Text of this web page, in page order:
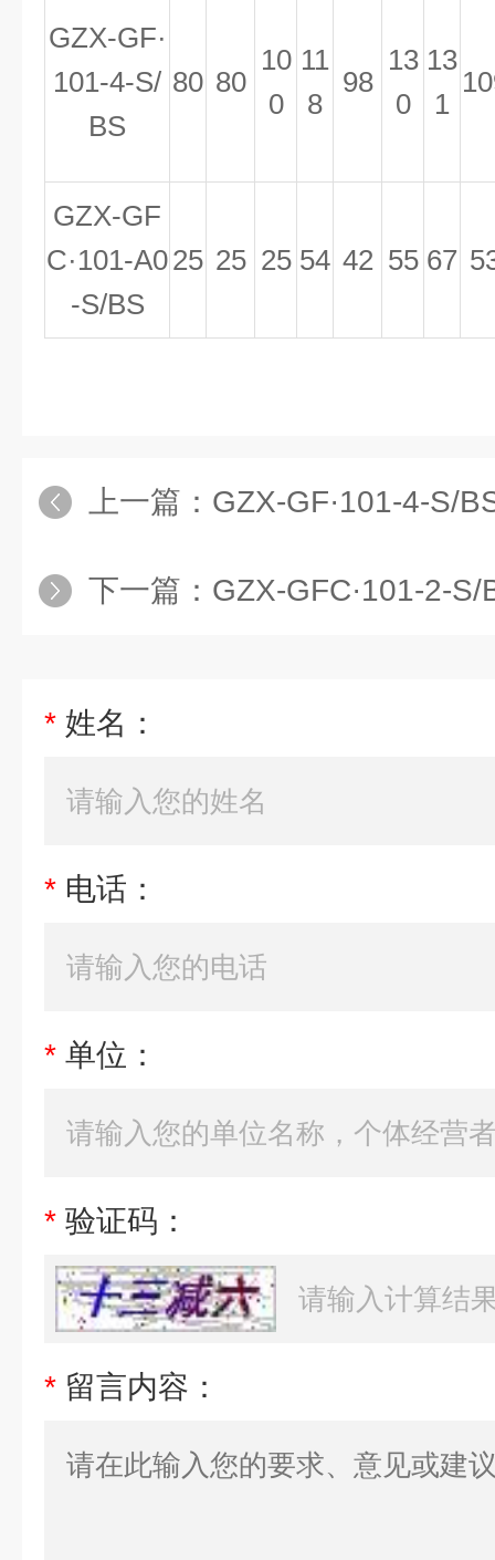
GZX-GF·
101-4-S/
BS
80 80
10
0
11
8
98
13
0
13
1
GZX-GF
C·101-A0
-S/BS
25 25 25 54 42 55 67
上一篇： GZX-GF·101-4-S/BS电热恒温
下一篇： GZX-GFC·101-2-S/BS电热恒温
* 姓名：
* 电话：
* 单位：
* 验证码：
* 留言内容：